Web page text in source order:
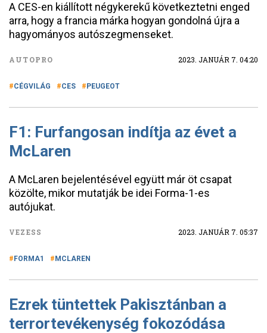
A CES-en kiállított négykerekű következtetni enged
arra, hogy a francia márka hogyan gondolná újra a
hagyományos autószegmenseket.
AUTOPRO 2023. JANUÁR 7. 04:20
CÉGVILÁG CES PEUGEOT
F1: Furfangosan indítja az évet a
McLaren
A McLaren bejelentésével együtt már öt csapat
közölte, mikor mutatják be idei Forma-1-es
autójukat.
VEZESS 2023. JANUÁR 7. 05:37
FORMA1 MCLAREN
Ezrek tüntettek Pakisztánban a
terrortevékenység fokozódása